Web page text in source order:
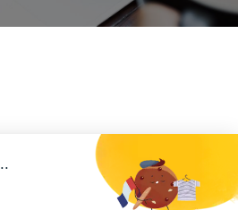
100% en ligne. Il n'y a rien à
c’est parti ! Ce logiciel permet des
à ceux ayant le soucis de détails et la